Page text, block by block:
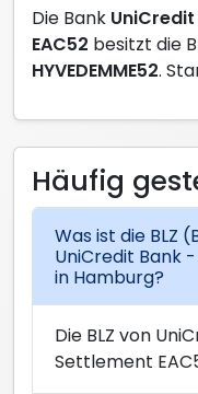
Die Bank
EAC52 besitzt die
HYVEDEMME52.
Häufig
Was ist die BLZ
UniCredit Bank
in Hamburg?
Die BLZ von
Settlement